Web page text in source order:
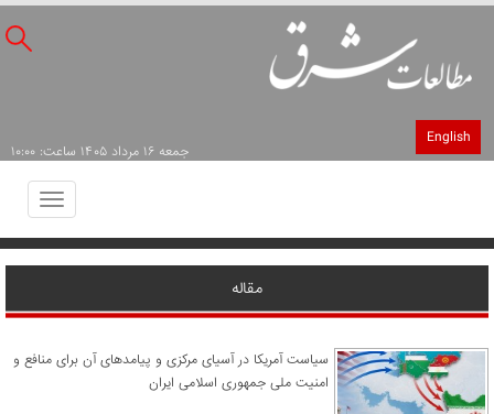
English
جمعه ۱۶ مرداد ۱۴۰۵ ساعت: ۱۰:۰۰
Toggle
مقاله
سیاست آمریکا در آسیای مرکزی و پیامدهای آن برای منافع و
امنیت ملی جمهوری اسلامی ایران